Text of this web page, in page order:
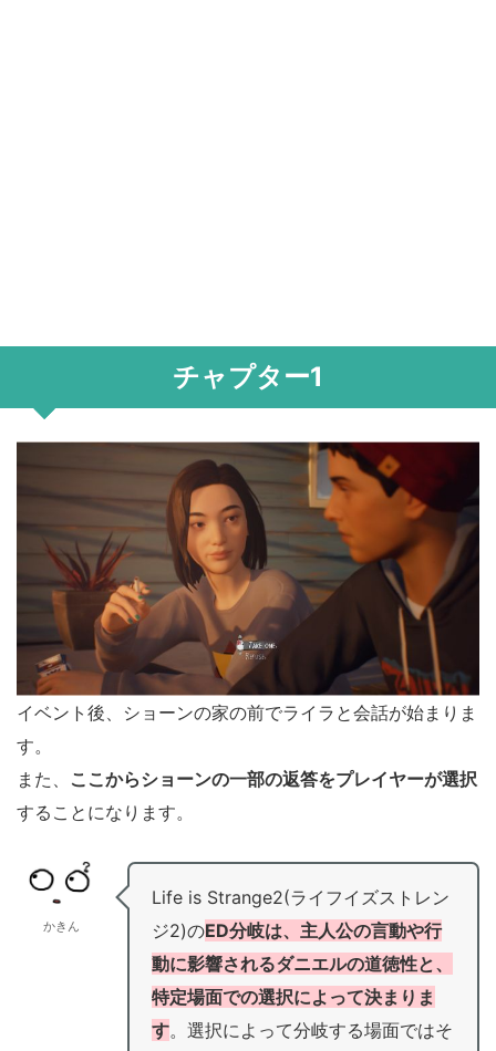
チャプター1
イベント後、ショーンの家の前でライラと会話が始まりま
す。
また、 ここからショーンの一部の返答をプレイヤーが選択
することになります。
かきん
Life is Strange2(ライフイズストレン
ジ2)のED分岐は、主人公の言動や行
動に影響されるダニエルの道徳性と、
特定場面での選択によって決まりま
す。選択によって分岐する場面ではそ